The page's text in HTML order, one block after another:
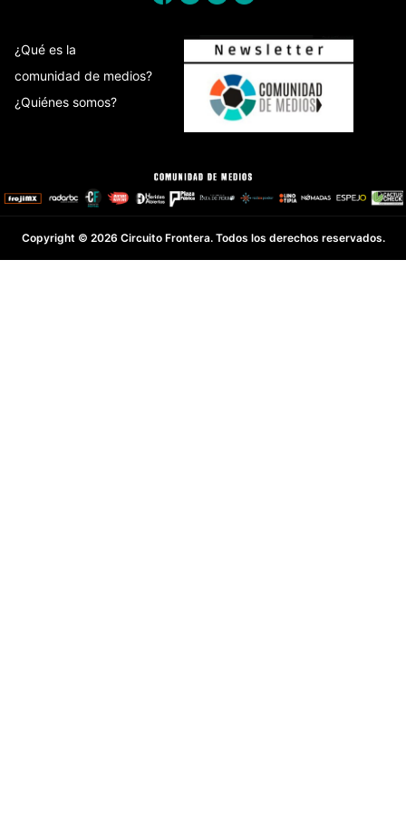
¿Qué es la
comunidad de medios?
¿Quiénes somos?
Copyright © 2026 Circuito Frontera. Todos los derechos reservados.